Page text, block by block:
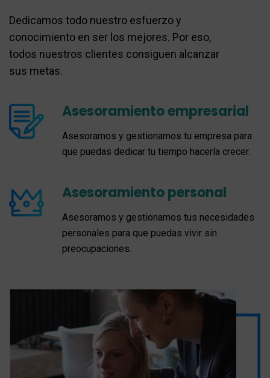
Dedicamos todo nuestro esfuerzo y
conocimiento en ser los mejores. Por eso,
todos nuestros clientes consiguen alcanzar
sus metas.
Asesoramiento empresarial
Asesoramos y gestionamos tu empresa para
que puedas dedicar tu tiempo hacerla crecer.
Asesoramiento personal
Asesoramos y gestionamos tus necesidades
personales para que puedas vivir sin
preocupaciones.